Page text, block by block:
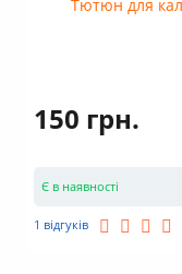
150 грн.
Є в наявності
1 відгуків